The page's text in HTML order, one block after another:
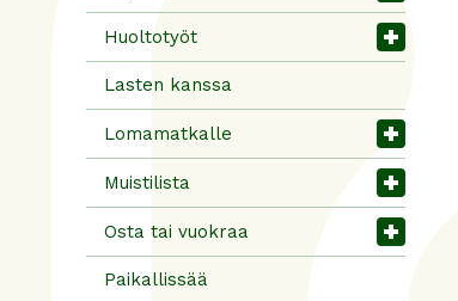
Huoltotyöt
Lasten kanssa
Lomamatkalle
Muistilista
Osta tai vuokraa
Paikallissää